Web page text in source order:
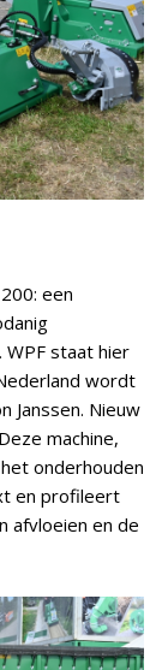
een
staat hier
wordt
Janssen. Nieuw
machine,
onderhouden
en profileert
afvloeien en de